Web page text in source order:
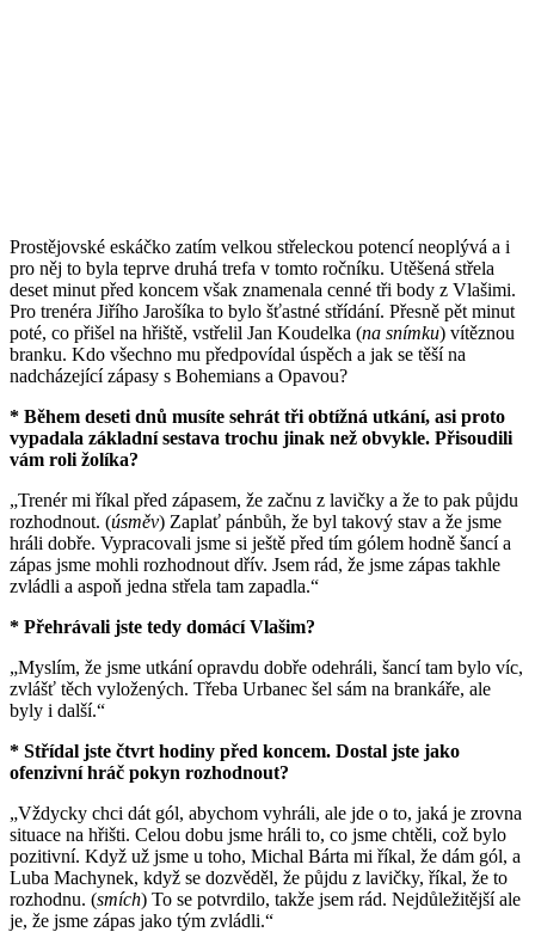
Prostějovské eskáčko zatím velkou střeleckou potencí neoplývá a i
pro něj to byla teprve druhá trefa v tomto ročníku. Utěšená střela
deset minut před koncem však znamenala cenné tři body z Vlašimi.
Pro trenéra Jiřího Jarošíka to bylo šťastné střídání. Přesně pět minut
poté, co přišel na hřiště, vstřelil Jan Koudelka (na snímku) vítěznou
branku. Kdo všechno mu předpovídal úspěch a jak se těší na
nadcházející zápasy s Bohemians a Opavou?
* Během deseti dnů musíte sehrát tři obtížná utkání, asi proto
vypadala základní sestava trochu jinak než obvykle. Přisoudili
vám roli žolíka?
„Trenér mi říkal před zápasem, že začnu z lavičky a že to pak půjdu
rozhodnout. (úsměv) Zaplať pánbůh, že byl takový stav a že jsme
hráli dobře. Vypracovali jsme si ještě před tím gólem hodně šancí a
zápas jsme mohli rozhodnout dřív. Jsem rád, že jsme zápas takhle
zvládli a aspoň jedna střela tam zapadla.“
* Přehrávali jste tedy domácí Vlašim?
„Myslím, že jsme utkání opravdu dobře odehráli, šancí tam bylo víc,
zvlášť těch vyložených. Třeba Urbanec šel sám na brankáře, ale
byly i další.“
* Střídal jste čtvrt hodiny před koncem. Dostal jste jako
ofenzivní hráč pokyn rozhodnout?
„Vždycky chci dát gól, abychom vyhráli, ale jde o to, jaká je zrovna
situace na hřišti. Celou dobu jsme hráli to, co jsme chtěli, což bylo
pozitivní. Když už jsme u toho, Michal Bárta mi říkal, že dám gól, a
Luba Machynek, když se dozvěděl, že půjdu z lavičky, říkal, že to
rozhodnu. (smích) To se potvrdilo, takže jsem rád. Nejdůležitější ale
je, že jsme zápas jako tým zvládli.“